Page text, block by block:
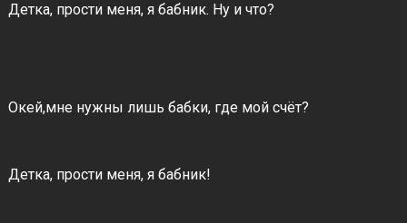
Детка, прости меня, я бабник. Ну и что?
Окей,мне нужны лишь бабки, где мой счёт?
Детка, прости меня, я бабник!